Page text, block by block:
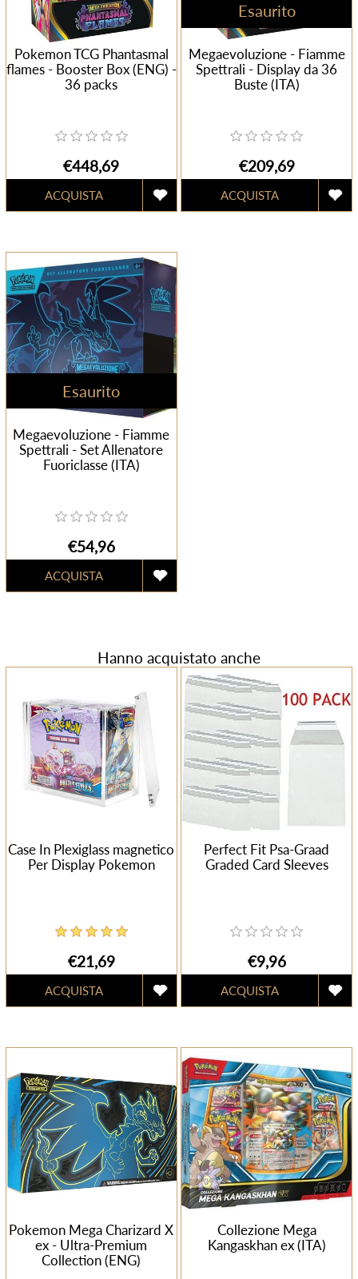
Pokemon TCG Phantasmal
flames - Booster Box (ENG) -
36 packs
€448,69
Esaurito
Megaevoluzione - Fiamme
Spettrali - Display da 36
Buste (ITA)
€209,69
Esaurito
Megaevoluzione - Fiamme
Spettrali - Set Allenatore
Fuoriclasse (ITA)
€54,96
Hanno acquistato anche
Case In Plexiglass magnetico
Per Display Pokemon
€21,69
Perfect Fit Psa-Graad
Graded Card Sleeves
€9,96
Pokemon Mega Charizard X
ex - Ultra-Premium
Collection (ENG)
Collezione Mega
Kangaskhan ex (ITA)